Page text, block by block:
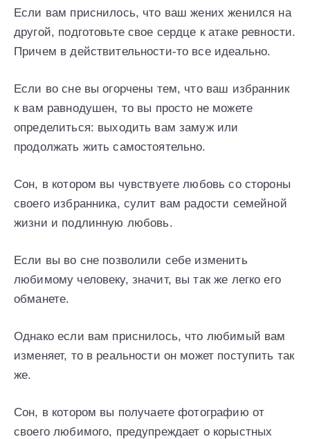
Если вам приснилось, что ваш жених женился на
другой, подготовьте свое сердце к атаке ревности.
Причем в действительности-то все идеально.
Если во сне вы огорчены тем, что ваш избранник
к вам равнодушен, то вы просто не можете
определиться: выходить вам замуж или
продолжать жить самостоятельно.
Сон, в котором вы чувствуете любовь со стороны
своего избранника, сулит вам радости семейной
жизни и подлинную любовь.
Если вы во сне позволили себе изменить
любимому человеку, значит, вы так же легко его
обманете.
Однако если вам приснилось, что любимый вам
изменяет, то в реальности он может поступить так
же.
Сон, в котором вы получаете фотографию от
своего любимого, предупреждает о корыстных